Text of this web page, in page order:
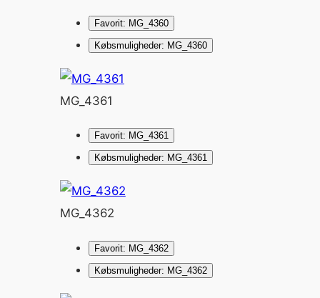
Favorit: MG_4360
Købsmuligheder: MG_4360
MG_4361
Favorit: MG_4361
Købsmuligheder: MG_4361
MG_4362
Favorit: MG_4362
Købsmuligheder: MG_4362